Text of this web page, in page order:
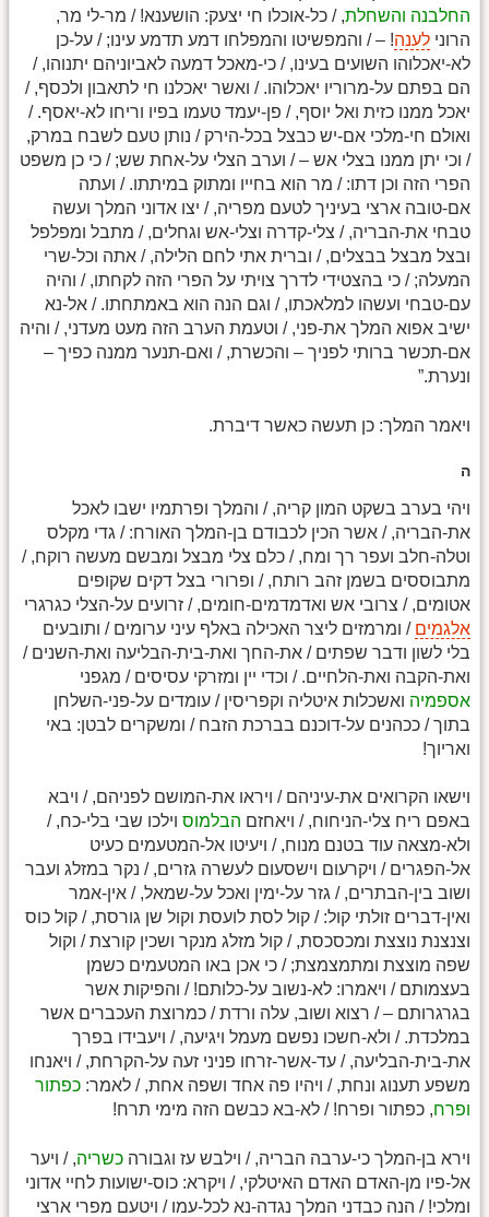
החלבנה והשחלת, / כל-אוכלו חי יצעק: הושענא! / מר-לי מר,
הרוני לענה! – / והמפשיטו והמפלחו דמע תדמע עינו; / על-כן
לא-יאכלוהו השועים בעינו, / כי-מאכל דמעה לאביוניהם יתנוהו, /
הם בפתם על-מרוריו יאכלוהו. / ואשר יאכלנו חי לתאבון ולכסף, /
יאכל ממנו כזית ואל יוסף, / פן-יעמד טעמו בפיו וריחו לא-יאסף. /
ואולם חי-מלכי אם-יש כבצל בכל-הירק / נותן טעם לשבח במרק,
/ וכי יתן ממנו בצלי אש – / וערב הצלי על-אחת שש; / כי כן משפט
הפרי הזה וכן דתו: / מר הוא בחייו ומתוק במיתתו. / ועתה
אם-טובה ארצי בעיניך לטעם מפריה, / יצו אדוני המלך ועשה
טבחי את-הבריה, / צלי-קדרה וצלי-אש וגחלים, / מתבל ומפלפל
ובצל מבצל בבצלים, / וברית אתי לחם הלילה, / אתה וכל-שרי
המעלה; / כי בהצטידי לדרך צויתי על הפרי הזה לקחתו, / והיה
עם-טבחי ועשהו למלאכתו, / וגם הנה הוא באמתחתו. / אל-נא
ישיב אפוא המלך את-פני, / וטעמת הערב הזה מעט מעדני, / והיה
אם-תכשר ברותי לפניך – והכשרת, / ואם-תנער ממנה כפיך –
ונערת.”
ויאמר המלך: כן תעשה כאשר דיברת.
ה
ויהי בערב בשקט המון קריה, / והמלך ופרתמיו ישבו לאכל
את-הבריה, / אשר הכין לכבודם בן-המלך האורח: / גדי מקלס
וטלה-חלב ועפר רך ומח, / כלם צלי מבצל ומבשם מעשה רוקח, /
מתבוססים בשמן זהב רותח, / ופרורי בצל דקים שקופים
אטומים, / צרובי אש ואדמדמים-חומים, / זרועים על-הצלי כגרגרי
אלגמים / ומרמזים ליצר האכילה באלף עיני ערומים / ותובעים
בלי לשון ודבר שפתים / את-החך ואת-בית-הבליעה ואת-השנים /
ואת-הקבה ואת-הלחיים. / וכדי יין ומזרקי עסיסים / מגפני
אספמיה ואשכלות איטליה וקפריסין / עומדים על-פני-השלחן
בתוך / ככהנים על-דוכנם בברכת הזבח / ומשקרים לבטן: באי
ואריוך!
וישאו הקרואים את-עיניהם / ויראו את-המושם לפניהם, / ויבא
באפם ריח צלי-הניחוח, / ויאחזם הבלמוס וילכו שבי בלי-כח, /
ולא-מצאה עוד בטנם מנוח, / ויעיטו אל-המטעמים כעיט
אל-הפגרים / ויקרעום וישסעום לעשרה גזרים, / נקר במזלג ועבר
ושוב בין-הבתרים, / גזר על-ימין ואכל על-שמאל, / אין-אמר
ואין-דברים זולתי קול: / קול לסת לועסת וקול שן גורסת, / קול כוס
וצנצנת נוצצת ומכסכסת, / קול מזלג מנקר ושכין קורצת / וקול
שפה מוצצת ומתמצמצת; / כי אכן באו המטעמים כשמן
בעצמותם / ויאמרו: לא-נשוב על-כלותם! / והפיקות אשר
בגרגרותם – / רצוא ושוב, עלה ורדת / כמרוצת העכברים אשר
במלכדת. / ולא-חשכו נפשם מעמל ויגיעה, / ויעבידו בפרך
את-בית-הבליעה, / עד-אשר-זרחו פניני זעה על-הקרחת, / ויאנחו
משפע תענוג ונחת, / ויהיו פה אחד ושפה אחת, / לאמר: כפתור
ופרח, כפתור ופרח! / לא-בא כבשם הזה מימי תרח!
וירא בן-המלך כי-ערבה הבריה, / וילבש עז וגבורה כשריה, / ויער
אל-פיו מן-האדם האדם האיטלקי, / ויקרא: כוס-ישועות לחיי אדוני
ומלכי! / הנה כבדני המלך נגדה-נא לכל-עמו / ויטעם מפרי ארצי